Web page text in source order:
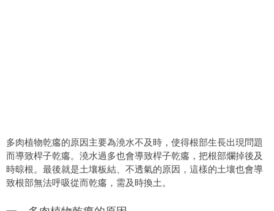
多肉植物乾癟的原因主要為澆水不及時，使得根部生長出現問題
而導致桿子乾癟。澆水過多也會導致桿子乾癟，把根部爛掉後及
時晾根。最後就是土壤板結、不透氣的原因，這樣的土壤也會導
致根部無法呼吸從而乾癟，需及時換土。